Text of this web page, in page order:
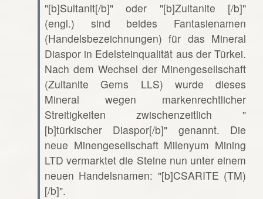
"[b]Sultanit[/b]" oder "[b]Zultanite [/b]"
(engl.) sind beides Fantasienamen
(Handelsbezeichnungen) für das Mineral
Diaspor in Edelsteinqualität aus der Türkei.
Nach dem Wechsel der Minengesellschaft
(Zultanite Gems LLS) wurde dieses
Mineral wegen markenrechtlicher
Streitigkeiten zwischenzeitlich "
[b]türkischer Diaspor[/b]" genannt. Die
neue Minengesellschaft Milenyum Mining
LTD vermarktet die Steine nun unter einem
neuen Handelsnamen: "[b]CSARITE (TM)
[/b]".